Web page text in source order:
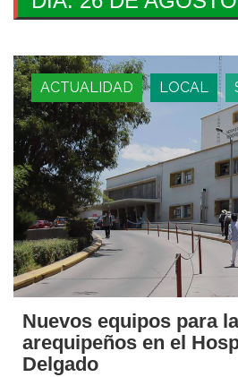
ACTUALIDAD LOCAL
Nuevos equipos para
arequipeños en el
Delgado